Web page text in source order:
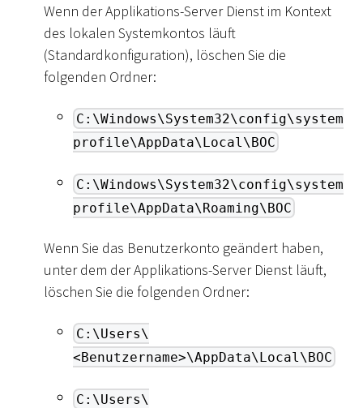
Wenn der Applikations-Server Dienst im Kontext
des lokalen Systemkontos läuft
(Standardkonfiguration), löschen Sie die
folgenden Ordner:
C:\Windows\System32\config\system
profile\AppData\Local\BOC
C:\Windows\System32\config\system
profile\AppData\Roaming\BOC
Wenn Sie das Benutzerkonto geändert haben,
unter dem der Applikations-Server Dienst läuft,
löschen Sie die folgenden Ordner:
C:\Users\
<Benutzername>\AppData\Local\BOC
C:\Users\